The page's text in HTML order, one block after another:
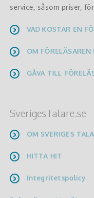
service, såsom priser,
VAD KOSTAR EN
OM FÖRELÄSAREN
GÅVA TILL
SverigesTalare.se
OM SVERIGES
HITTA HIT
Integritetspolicy